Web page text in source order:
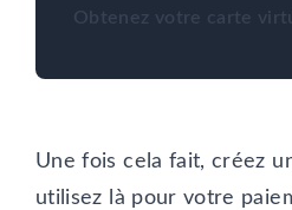
Obtenez votre carte
Une fois cela fait, créez
utilisez là pour votre